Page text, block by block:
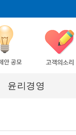
윤리경영